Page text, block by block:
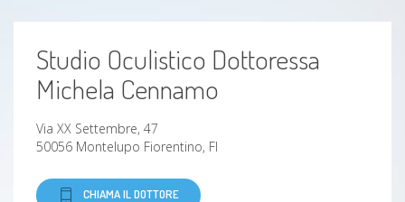
Studio Oculistico Dottoressa
Michela Cennamo
Via XX Settembre, 47
50056 Montelupo Fiorentino, FI
CHIAMA IL DOTTORE